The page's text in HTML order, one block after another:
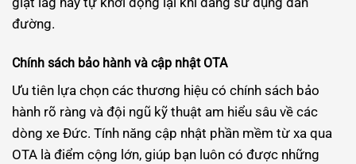
đường.
Chính sách bảo hành và cập nhật OTA
Ưu tiên lựa chọn các thương hiệu có chính sách bảo
hành rõ ràng và đội ngũ kỹ thuật am hiểu sâu về các
dòng xe Đức. Tính năng cập nhật phần mềm từ xa qua
OTA là điểm cộng lớn, giúp bạn luôn có được những